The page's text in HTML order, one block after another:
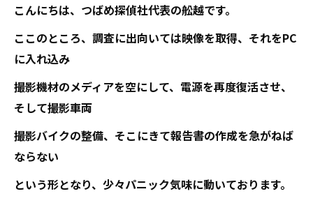
こんにちは、つばめ探偵社代表の舩越です。
ここのところ、調査に出向いては映像を取得、それをPC
に入れ込み
撮影機材のメディアを空にして、電源を再度復活させ、
そして撮影車両
撮影バイクの整備、そこにきて報告書の作成を急がねば
ならない
という形となり、少々パニック気味に動いております。